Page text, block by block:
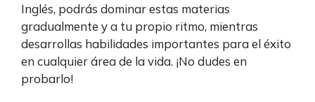
Inglés, podrás dominar estas materias
gradualmente y a tu propio ritmo, mientras
desarrollas habilidades importantes para el éxito
en cualquier área de la vida. ¡No dudes en
probarlo!